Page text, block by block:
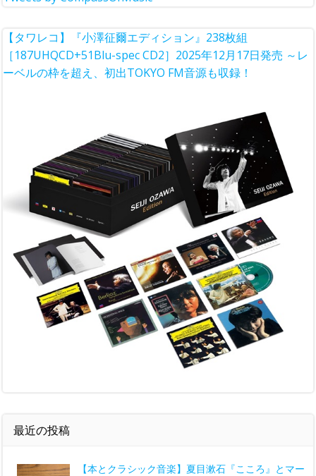
【タワレコ】『小澤征爾エディション』238枚組
［187UHQCD+51Blu-spec CD2］2025年12月17日発売 ～レ
ーベルの枠を超え、初出TOKYO FM音源も収録！
最近の投稿
【本とクラシック音楽】夏目漱石『こころ』とマー